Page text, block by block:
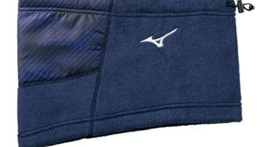
ブランドから選ぶ
SALE品はこちら
INFORMATIOM
ご利用ガイド
お問い合わせ
メルマガ登録